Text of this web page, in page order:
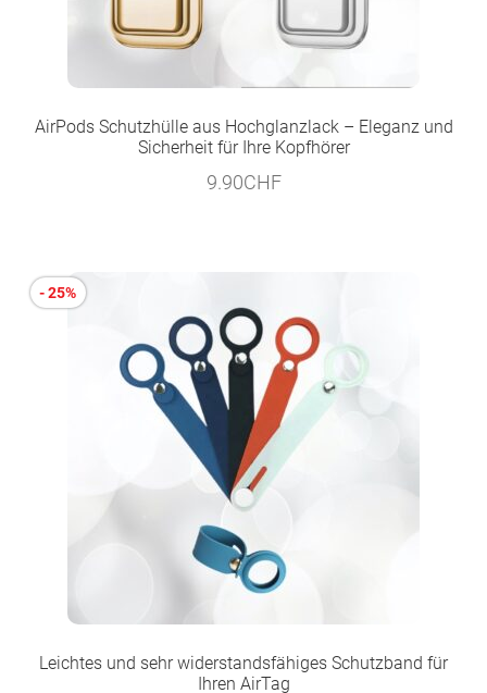
AirPods Schutzhülle aus Hochglanzlack – Eleganz und
Sicherheit für Ihre Kopfhörer
9.90CHF
Leichtes und sehr widerstandsfähiges Schutzband für
Ihren AirTag
- 25%